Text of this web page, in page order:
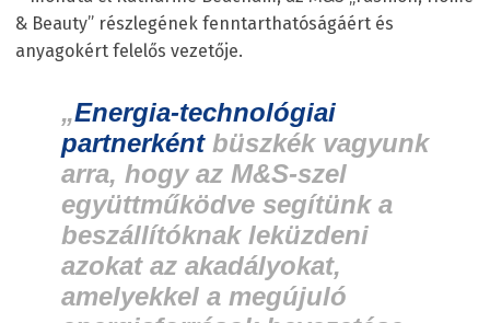
& Beauty” részlegének fenntarthatóságáért és
anyagokért felelős vezetője.
„Energia-technológiai
partnerkéntbüszkék vagyunk
arra, hogy az M&S-szel
együttműködve segítünk a
beszállítóknak leküzdeni
azokat az akadályokat,
amelyekkel a megújuló